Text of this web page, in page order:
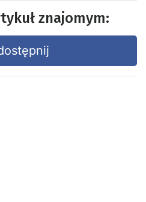
znajomym: